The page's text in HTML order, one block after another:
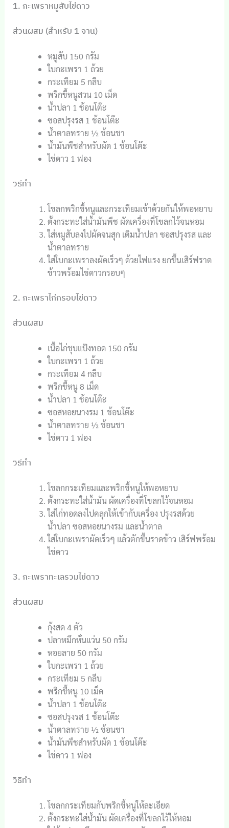
1. กะเพราหมูสับไข่ดาว
ส่วนผสม (สำหรับ 1 จาน)
หมูสับ 150 กรัม
ใบกะเพรา 1 ถ้วย
กระเทียม 5 กลีบ
พริกขี้หนูสวน 10 เม็ด
น้ำปลา 1 ช้อนโต๊ะ
ซอสปรุงรส 1 ช้อนโต๊ะ
น้ำตาลทราย ½ ช้อนชา
น้ำมันพืชสำหรับผัด 1 ช้อนโต๊ะ
ไข่ดาว 1 ฟอง
วิธีทำ
โขลกพริกขี้หนูและกระเทียมเข้าด้วยกันให้พอหยาบ
ตั้งกระทะใส่น้ำมันพืช ผัดเครื่องที่โขลกไว้จนหอม
ใส่หมูสับลงไปผัดจนสุก เติมน้ำปลา ซอสปรุงรส และ
น้ำตาลทราย
ใส่ใบกะเพราลงผัดเร็วๆ ด้วยไฟแรง ยกขึ้นเสิร์ฟราด
ข้าวพร้อมไข่ดาวกรอบๆ
2. กะเพราไก่กรอบไข่ดาว
ส่วนผสม
เนื้อไก่ชุบแป้งทอด 150 กรัม
ใบกะเพรา 1 ถ้วย
กระเทียม 4 กลีบ
พริกขี้หนู 8 เม็ด
น้ำปลา 1 ช้อนโต๊ะ
ซอสหอยนางรม 1 ช้อนโต๊ะ
น้ำตาลทราย ½ ช้อนชา
ไข่ดาว 1 ฟอง
วิธีทำ
โขลกกระเทียมและพริกขี้หนูให้พอหยาบ
ตั้งกระทะใส่น้ำมัน ผัดเครื่องที่โขลกไว้จนหอม
ใส่ไก่ทอดลงไปคลุกให้เข้ากับเครื่อง ปรุงรสด้วย
น้ำปลา ซอสหอยนางรม และน้ำตาล
ใส่ใบกะเพราผัดเร็วๆ แล้วตักขึ้นราดข้าว เสิร์ฟพร้อม
ไข่ดาว
3. กะเพราทะเลรวมไข่ดาว
ส่วนผสม
กุ้งสด 4 ตัว
ปลาหมึกหั่นแว่น 50 กรัม
หอยลาย 50 กรัม
ใบกะเพรา 1 ถ้วย
กระเทียม 5 กลีบ
พริกขี้หนู 10 เม็ด
น้ำปลา 1 ช้อนโต๊ะ
ซอสปรุงรส 1 ช้อนโต๊ะ
น้ำตาลทราย ½ ช้อนชา
น้ำมันพืชสำหรับผัด 1 ช้อนโต๊ะ
ไข่ดาว 1 ฟอง
วิธีทำ
โขลกกระเทียมกับพริกขี้หนูให้ละเอียด
ตั้งกระทะใส่น้ำมัน ผัดเครื่องที่โขลกไว้ให้หอม